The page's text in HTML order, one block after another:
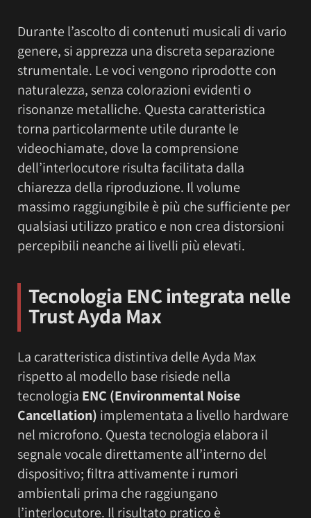
Durante l’ascolto di contenuti musicali di vario
genere, si apprezza una discreta separazione
strumentale. Le voci vengono riprodotte con
naturalezza, senza colorazioni evidenti o
risonanze metalliche. Questa caratteristica
torna particolarmente utile durante le
videochiamate, dove la comprensione
dell’interlocutore risulta facilitata dalla
chiarezza della riproduzione. Il volume
massimo raggiungibile è più che sufficiente per
qualsiasi utilizzo pratico e non crea distorsioni
percepibili neanche ai livelli più elevati.
Tecnologia ENC integrata nelle
Trust Ayda Max
La caratteristica distintiva delle Ayda Max
rispetto al modello base risiede nella
tecnologia ENC (Environmental Noise
Cancellation) implementata a livello hardware
nel microfono. Questa tecnologia elabora il
segnale vocale direttamente all’interno del
dispositivo; filtra attivamente i rumori
ambientali prima che raggiungano
l’interlocutore. Il risultato pratico è